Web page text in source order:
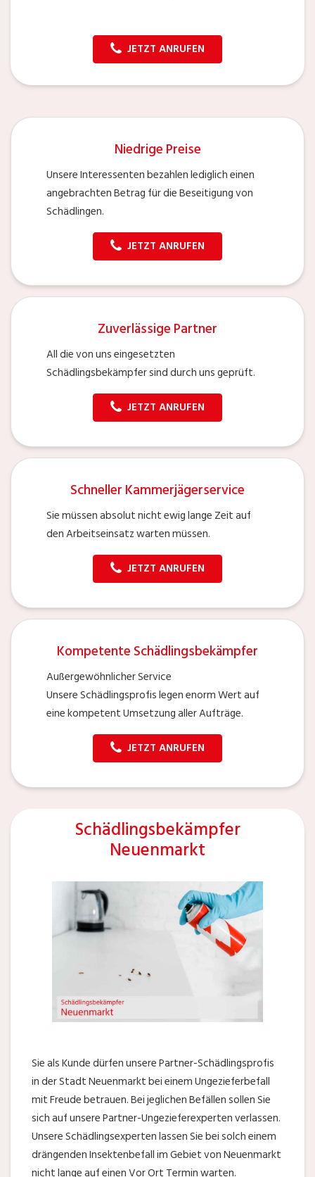
JETZT ANRUFEN
Niedrige Preise
Unsere Interessenten bezahlen lediglich einen
angebrachten Betrag für die Beseitigung von
Schädlingen.
JETZT ANRUFEN
Zuverlässige Partner
All die von uns eingesetzten
Schädlingsbekämpfer sind durch uns geprüft.
JETZT ANRUFEN
Schneller Kammerjägerservice
Sie müssen absolut nicht ewig lange Zeit auf
den Arbeitseinsatz warten müssen.
JETZT ANRUFEN
Kompetente Schädlingsbekämpfer
Außergewöhnlicher Service
Unsere Schädlingsprofis legen enorm Wert auf
eine kompetent Umsetzung aller Aufträge.
JETZT ANRUFEN
Schädlingsbekämpfer
Neuenmarkt
Sie als Kunde dürfen unsere Partner-Schädlingsprofis
in der Stadt Neuenmarkt bei einem Ungezieferbefall
mit Freude betrauen. Bei jeglichen Befällen sollen Sie
sich auf unsere Partner-Ungezieferexperten verlassen.
Unsere Schädlingsexperten lassen Sie bei solch einem
drängenden Insektenbefall im Gebiet von Neuenmarkt
nicht lange auf einen Vor Ort Termin warten.